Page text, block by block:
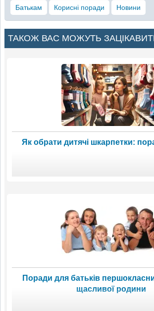
Батькам Корисні поради Новини
ТАКОЖ ВАС МОЖУТЬ
Як обрати дитячі шкарпетки:
Поради для батьків
щасливої родини